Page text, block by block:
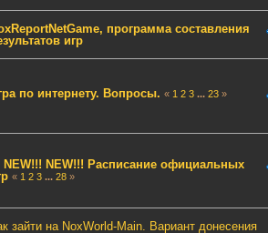
программа составления
игр
по интернету. Вопросы. « 1 2 3 ... 23»
NEW!!! NEW!!! Расписание официальных
« 1 2 3 ... 28»
зайти на NoxWorld-Main. Вариант донесения